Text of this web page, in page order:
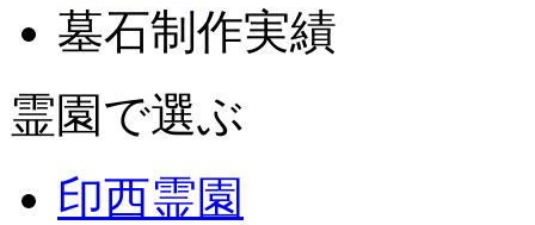
墓石制作実績
霊園で選ぶ
印西霊園